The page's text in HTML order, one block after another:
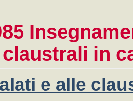
claustrali in
e alle